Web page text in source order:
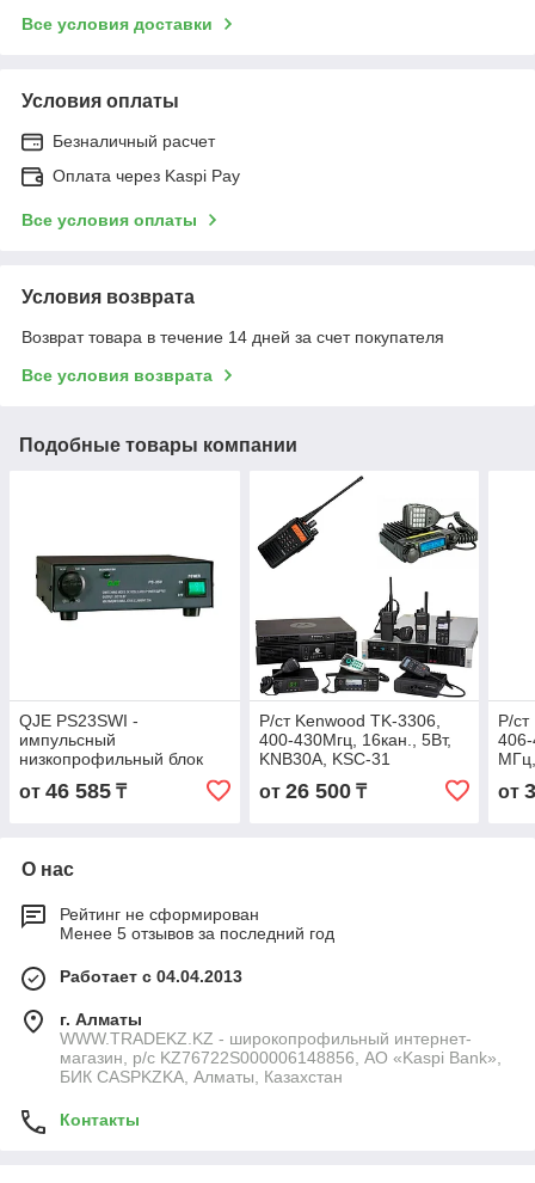
Все условия доставки
Условия оплаты
Безналичный расчет
Оплата через Kaspi Pay
Все условия оплаты
Условия возврата
Возврат товара в течение 14 дней за счет покупателя
Все условия возврата
Подобные товары компании
QJE PS23SWI -
импульсный
низкопрофильный блок
питания с рабочим
напряжением 220 В и
от 46 585 ₸
Р/ст Kenwood TK-3306,
400-430Мгц, 16кан., 5Вт,
KNB30A, KSC-31
от 26 500₸
Р/
от
О нас
Рейтинг не сформирован
Менее 5 отзывов за последний год
Работает с 04.04.2013
г. Алматы
WWW.TRADEKZ.KZ - широкопрофильный интернет-
магазин, р/с KZ76722S000006148856, АО «Kaspi Bank»,
БИК CASPKZKA, Алматы, Казахстан
Контакты